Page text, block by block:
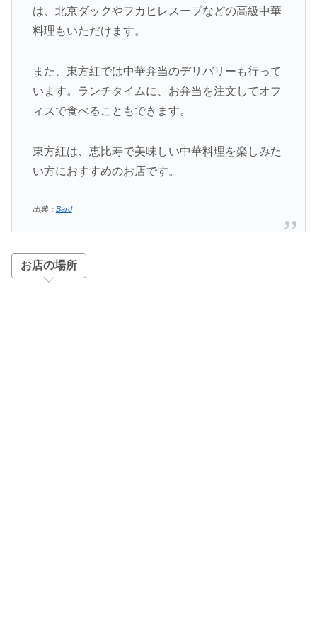
は、北京ダックやフカヒレスープなどの高級中華
料理もいただけます。
また、東方紅では中華弁当のデリバリーも行って
います。ランチタイムに、お弁当を注文してオフ
ィスで食べることもできます。
東方紅は、恵比寿で美味しい中華料理を楽しみた
い方におすすめのお店です。
出典： Bard
お店の場所